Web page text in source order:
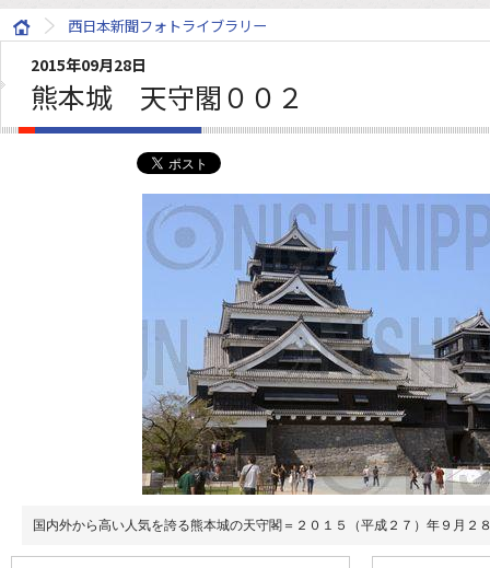
西日本新聞フォトライブラリー
2015年09月28日
熊本城 天守閣００２
国内外から高い人気を誇る熊本城の天守閣＝２０１５（平成２７）年９月２